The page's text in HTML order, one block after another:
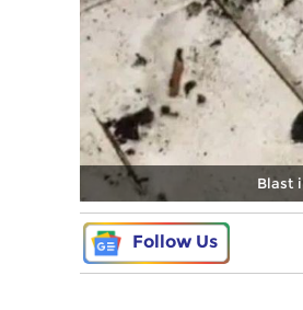
Blast
Follow Us